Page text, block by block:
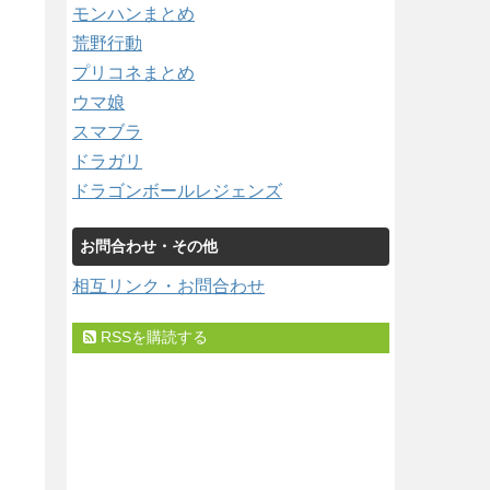
モンハンまとめ
荒野行動
プリコネまとめ
ウマ娘
スマブラ
ドラガリ
ドラゴンボールレジェンズ
お問合わせ・その他
相互リンク・お問合わせ
RSSを購読する